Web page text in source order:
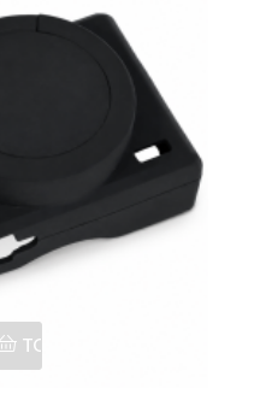
TOEVOEGEN AAN